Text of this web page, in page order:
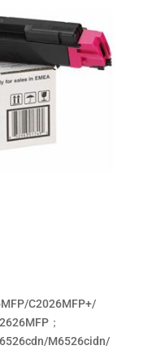
C2026MFP+/
；
M6526cidn/